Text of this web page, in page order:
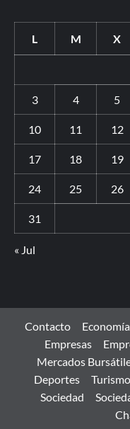
L M X
3 4 5
10 11 12
17 18 19
24 25 26
31
« Jul
Contacto Economía
Empresas
Mercados
Deportes
Turismo
Sociedad